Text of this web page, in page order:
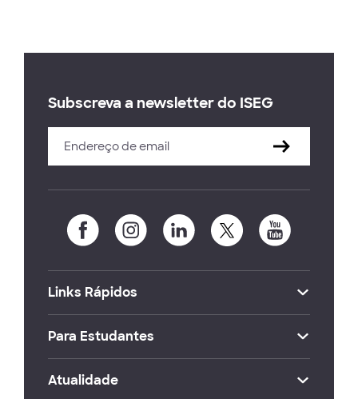
Subscreva a newsletter do ISEG
Links Rápidos
Para Estudantes
Atualidade